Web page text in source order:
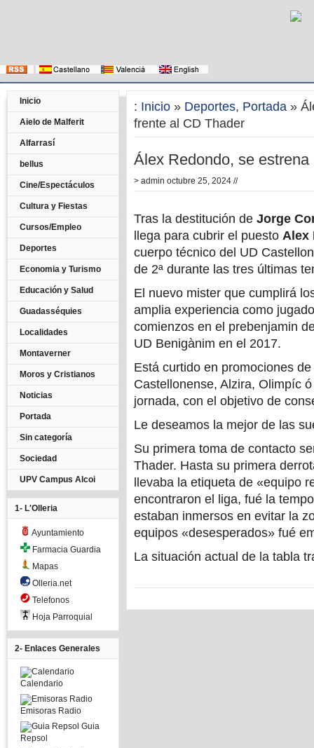
Inicio
Aielo de Malferit
Alfarrasí
bellus
Cine/Espectáculos
Cultura y Fiestas
Cursos/Empleo
Deportes
Economia y Turismo
Educación y Salud
Guadasséquies
Localidades
Montaverner
Moros y Cristianos
Noticias
Portada
Sin categoría
Sociedad
UPV Campus Alcoi
1- L'Olleria
Ayuntamiento
Farmacia Guardia
Mapas
Olleria.net
Telefonos
Hoja Parroquial
2- Enlaces Generales
Calendario
Emisoras Radio
Guia
Repsol
: Inicio » Deportes, Portada »
frente al CD Thader
Álex Redondo, se
> admin octubre 25, 2024 //
Tras la destitución de Jorge
llega para cubrir el puesto Alex
cuerpo técnico del UD
de 2ª durante las tres últimas
El nuevo mister que cumplirá
amplia experiencia como
comienzos en el prebenjamin
UD Benigànim en el 2017.
Está curtido en promociones
Castellonense, Alzira, Olimpíc
jornada, con el objetivo de
Le deseamos la mejor de las
Su primera toma de contacto
Thader. Hasta su primera
llevaba la etiqueta de «equipo
encontraron el liga, fué la
estaban inmersos en evitar la
equipos «desesperados» fué
La situación actual de la tabla